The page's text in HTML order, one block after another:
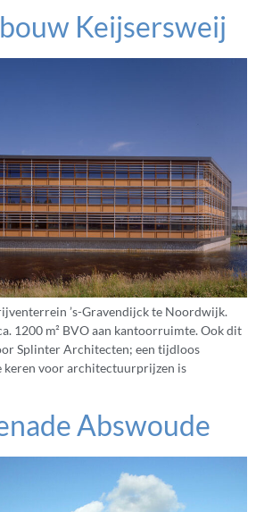
Keijsersweij
’s-Gravendijck te Noordwijk.
1200 m² BVO aan kantoorruimte. Ook dit
Splinter Architecten; een tijdloos
keren voor architectuurprijzen is
Abswoude